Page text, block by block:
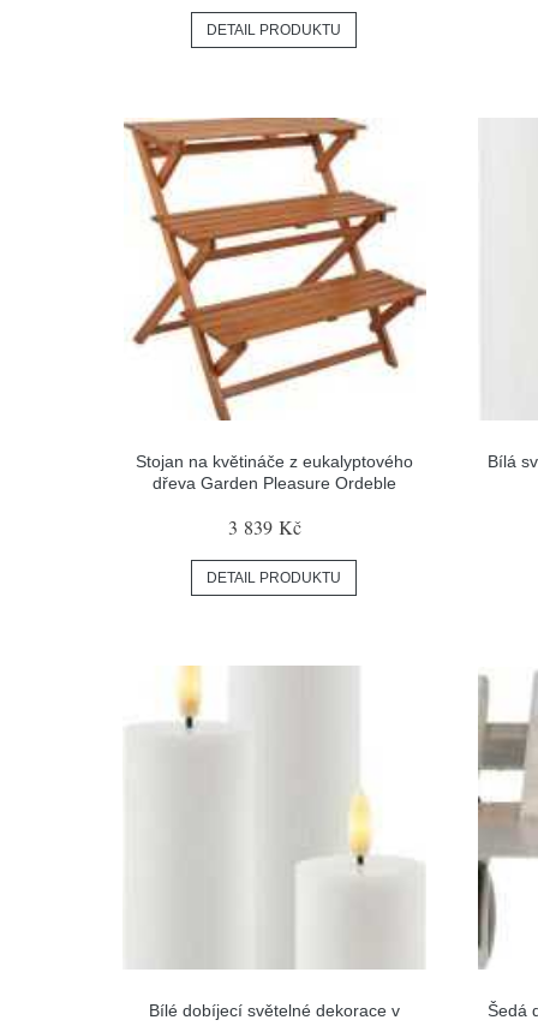
DETAIL PRODUKTU
Stojan na květináče z eukalyptového
dřeva Garden Pleasure Ordeble
3 839 Kč
DETAIL PRODUKTU
Bílá
Bílé dobíjecí světelné dekorace v
Šedá